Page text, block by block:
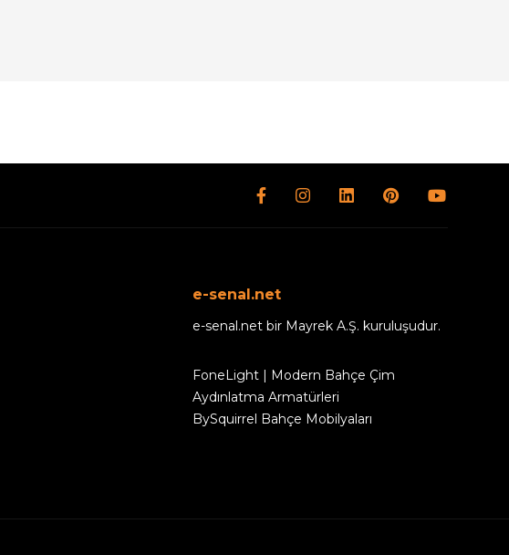
e-senal.net
e-senal.net bir Mayrek A.Ş. kuruluşudur.
FoneLight | Modern Bahçe Çim
Aydınlatma Armatürleri
BySquirrel Bahçe Mobilyaları